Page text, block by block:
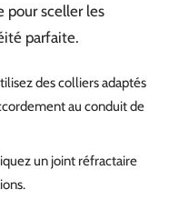
sceller les
parfaite.
des colliers adaptés
au conduit de
un joint réfractaire